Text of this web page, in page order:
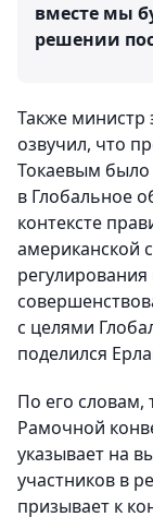
вместе мы
решении
Также министр
озвучил, что
Токаевым было
в Глобальное
контексте
американской
с целями
поделился
По его словам,
Рамочной
указывает на
участников в
призывает к